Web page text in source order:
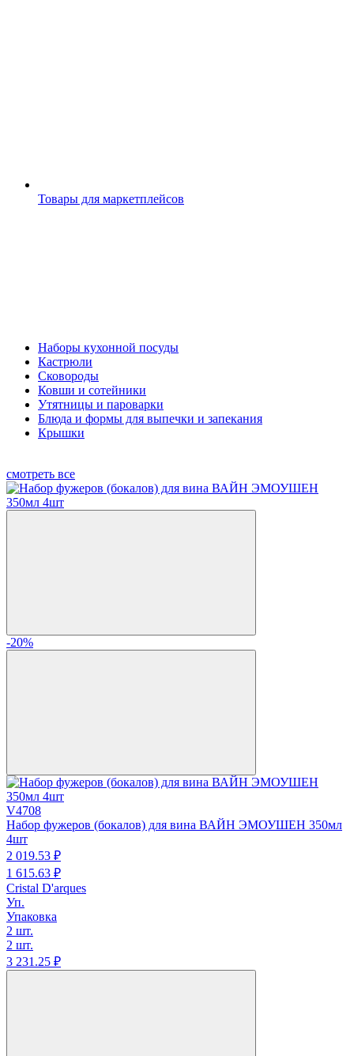
Товары для маркетплейсов
Наборы кухонной посуды
Кастрюли
Сковороды
Ковши и сотейники
Утятницы и пароварки
Блюда и формы для выпечки и запекания
Крышки
смотреть все
-20%
V4708
Набор фужеров (бокалов) для вина ВАЙН ЭМОУШЕН 350мл
4шт
2 019.53 ₽
1 615.63 ₽
Cristal D'arques
Уп.
Упаковка
2 шт.
2 шт.
3 231.25 ₽